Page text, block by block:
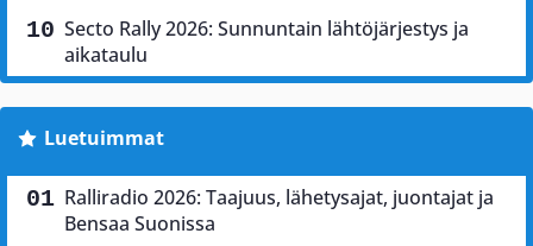
Secto Rally 2026: Sunnuntain lähtöjärjestys ja
aikataulu
Luetuimmat
Ralliradio 2026: Taajuus, lähetysajat, juontajat ja
Bensaa Suonissa